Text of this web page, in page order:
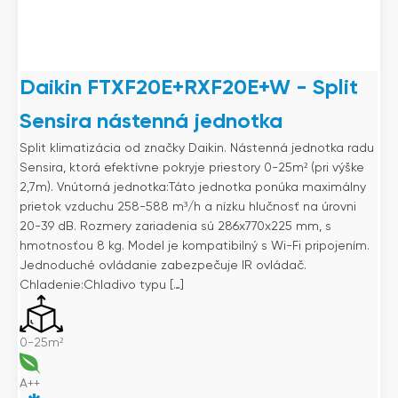
Daikin FTXF20E+RXF20E+W - Split
Sensira nástenná jednotka
Split klimatizácia od značky Daikin. Nástenná jednotka radu
Sensira, ktorá efektívne pokryje priestory 0-25m² (pri výške
2,7m). Vnútorná jednotka:Táto jednotka ponúka maximálny
prietok vzduchu 258-588 m³/h a nízku hlučnosť na úrovni
20-39 dB. Rozmery zariadenia sú 286x770x225 mm, s
hmotnosťou 8 kg. Model je kompatibilný s Wi-Fi pripojením.
Jednoduché ovládanie zabezpečuje IR ovládač.
Chladenie:Chladivo typu […]
0-25m²
A++